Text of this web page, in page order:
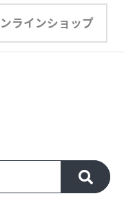
ラインショップ